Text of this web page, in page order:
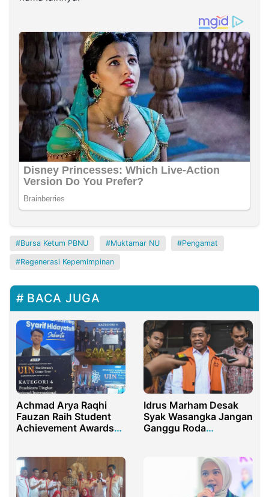
Bursa Ketum PBNU Muktamar NU Pengamat
Regenerasi Kepemimpinan
BACA JUGA
Achmad Arya Raqhi
Fauzan Raih Student
Achievement Awards
Idrus Marham Desak
Syak Wasangka Jangan
Ganggu Roda